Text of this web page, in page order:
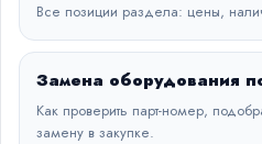
Все позиции раздела: цены,
Замена оборудования
Как проверить парт-номер,
замену в закупке.